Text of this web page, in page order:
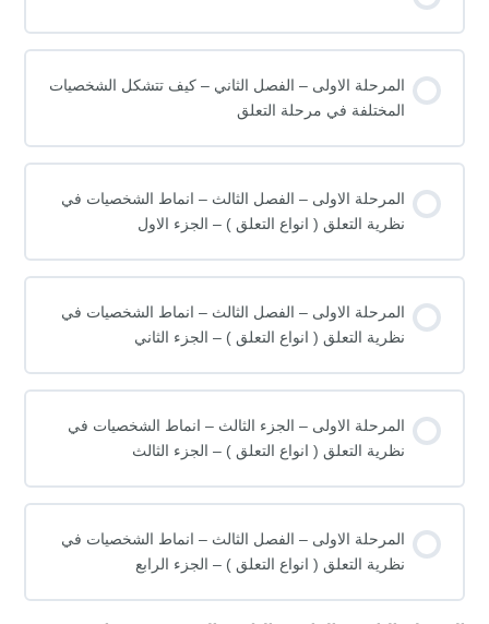
المرحلة الاولى – الفصل الثاني – كيف تتشكل الشخصيات
المختلفة في مرحلة التعلق
المرحلة الاولى – الفصل الثالث – انماط الشخصيات في
نظرية التعلق ( انواع التعلق ) – الجزء الاول
المرحلة الاولى – الفصل الثالث – انماط الشخصيات في
نظرية التعلق ( انواع التعلق ) – الجزء الثاني
المرحلة الاولى – الجزء الثالث – انماط الشخصيات في
نظرية التعلق ( انواع التعلق ) – الجزء الثالث
المرحلة الاولى – الفصل الثالث – انماط الشخصيات في
نظرية التعلق ( انواع التعلق ) – الجزء الرابع